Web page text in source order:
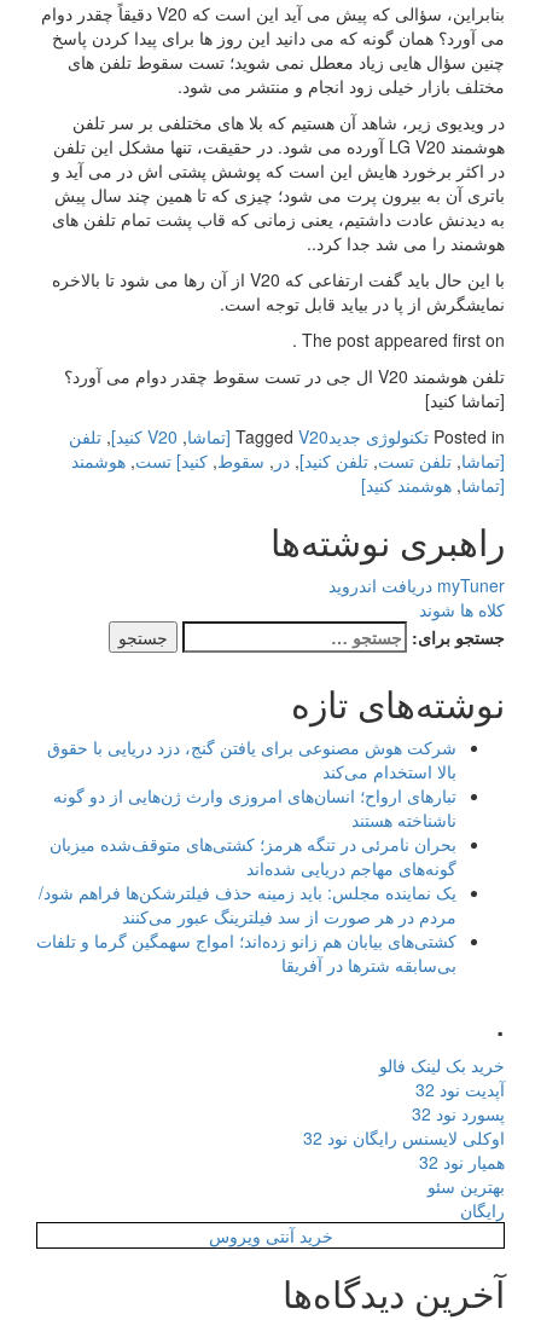
بنابراین، سؤالی که پیش می آید این است که V20 دقیقاً چقدر دوام
می آورد؟ همان گونه که می دانید این روز ها برای پیدا کردن پاسخ
چنین سؤال هایی زیاد معطل نمی شوید؛ تست سقوط تلفن های
مختلف بازار خیلی زود انجام و منتشر می شود.
در ویدیوی زیر، شاهد آن هستیم که بلا های مختلفی بر سر تلفن
هوشمند LG V20 آورده می شود. در حقیقت، تنها مشکل این تلفن
در اکثر برخورد هایش این است که پوشش پشتی اش در می آید و
باتری آن به بیرون پرت می شود؛ چیزی که تا همین چند سال پیش
به دیدنش عادت داشتیم، یعنی زمانی که قاب پشت تمام تلفن های
هوشمند را می شد جدا کرد..
با این حال باید گفت ارتفاعی که V20 از آن رها می شود تا بالاخره
نمایشگرش از پا در بیاید قابل توجه است.
The post appeared first on .
تلفن هوشمند V20 ال جی در تست سقوط چقدر دوام می آورد؟
[تماشا کنید]
Posted in تکنولوژی جدید Tagged V20 [تماشا , V20 کنید] , تلفن
[تماشا, تلفن تست, تلفن کنید], در , سقوط, کنید] تست, هوشمند
[تماشا, هوشمند کنید]
راهبری نوشته‌ها
myTuner دریافت اندروید
کلاه ها شوند
جستجو برای:
نوشته‌های تازه
شرکت هوش مصنوعی برای یافتن گنج، دزد دریایی با حقوق
بالا استخدام می‌کند
تبارهای ارواح؛ انسان‌های امروزی وارث ژن‌هایی از دو گونه
ناشناخته هستند
بحران نامرئی در تنگه هرمز؛ کشتی‌های متوقف‌شده میزبان
گونه‌های مهاجم دریایی شده‌اند
یک نماینده مجلس: باید زمینه حذف فیلترشکن‌ها فراهم شود/
مردم در هر صورت از سد فیلترینگ عبور می‌کنند
کشتی‌های بیابان هم زانو زده‌اند؛ امواج سهمگین گرما و تلفات
بی‌سابقه شترها در آفریقا
.
خرید بک لینک فالو
آپدیت نود 32
پسورد نود 32
اوکلی لایسنس رایگان نود 32
همیار نود 32
بهترین سئو
رایگان
خرید آنتی ویروس
آخرین دیدگاه‌ها